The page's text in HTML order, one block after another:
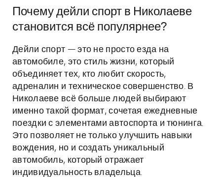
Почему дейли спорт в Николаеве
становится всё популярнее?
Дейли спорт — это не просто езда на
автомобиле, это стиль жизни, который
объединяет тех, кто любит скорость,
адреналин и техническое совершенство. В
Николаеве всё больше людей выбирают
именно такой формат, сочетая ежедневные
поездки с элементами автоспорта и тюнинга.
Это позволяет не только улучшить навыки
вождения, но и создать уникальный
автомобиль, который отражает
индивидуальность владельца.